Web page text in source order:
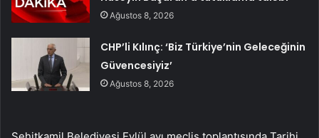
Ağustos 8, 2026
CHP’li Kılınç: ‘Biz Türkiye’nin Geleceğinin
Güvencesiyiz’
Ağustos 8, 2026